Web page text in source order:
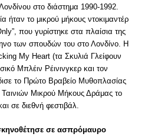
στο διάστημα 1990-1992.
ήταν το μικρού μήκους ντοκιμαντέρ
που γυρίστηκε στα πλαίσια της
των σπουδών του στο Λονδίνο. Η
My Heart (τα Σκυλιά Γλείφουν
Μπλέιν Ρέινινγκερ και τον
το Πρώτο Βραβείο Μυθοπλασίας
Μικρού Μήκους Δράμας το
σε διεθνή φεστιβάλ.
σε ασπρόμαυρο